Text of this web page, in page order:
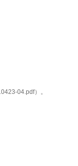
04.pdf）。